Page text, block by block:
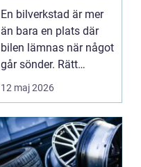
En bilverkstad är mer
än bara en plats där
bilen lämnas när något
går sönder. Rätt
verkstad blir en ...
12 maj 2026